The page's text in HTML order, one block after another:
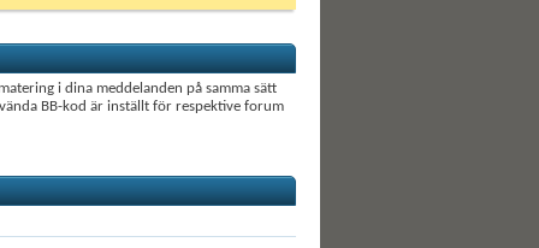
i dina meddelanden på samma sätt
BB-kod är inställt för respektive forum